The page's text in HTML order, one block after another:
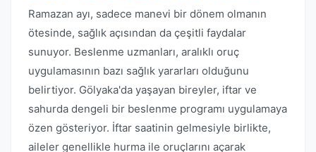
Ramazan ayı, sadece manevi bir dönem olmanın
ötesinde, sağlık açısından da çeşitli faydalar
sunuyor. Beslenme uzmanları, aralıklı oruç
uygulamasının bazı sağlık yararları olduğunu
belirtiyor. Gölyaka'da yaşayan bireyler, iftar ve
sahurda dengeli bir beslenme programı uygulamaya
özen gösteriyor. İftar saatinin gelmesiyle birlikte,
aileler genellikle hurma ile oruçlarını açarak